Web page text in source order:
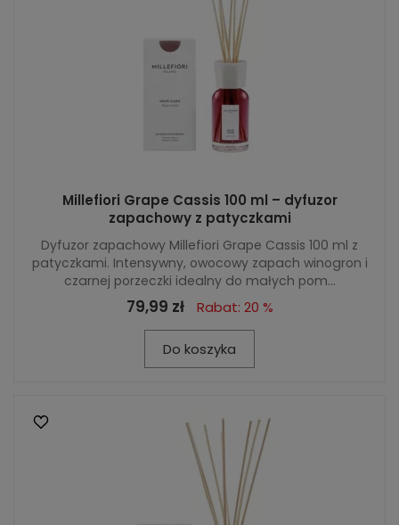
Millefiori Grape Cassis 100 ml – dyfuzor
zapachowy z patyczkami
Dyfuzor zapachowy Millefiori Grape Cassis 100 ml z
patyczkami. Intensywny, owocowy zapach winogron i
czarnej porzeczki idealny do małych pom...
79,99 zł Rabat: 20 %
Do koszyka